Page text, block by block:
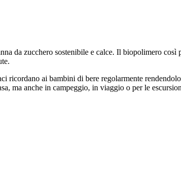
da zucchero sostenibile e calce. Il biopolimero
ai bambini di bere regolarmente
ma anche in campeggio, in viaggio o per le